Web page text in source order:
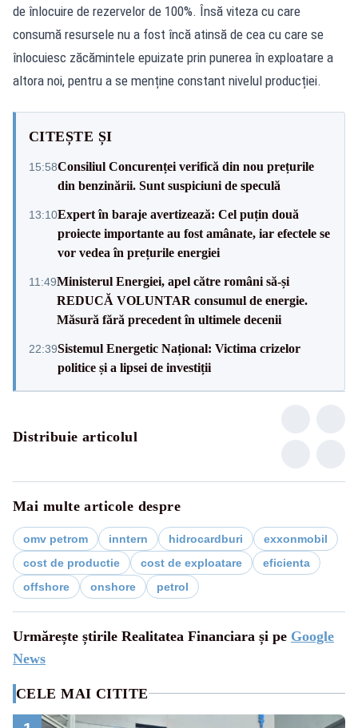
de înlocuire de rezervelor de 100%. Însă viteza cu care
consumă resursele nu a fost încă atinsă de cea cu care se
înlocuiesc zăcămintele epuizate prin punerea în exploatare a
altora noi, pentru a se menține constant nivelul producției.
CITEȘTE ȘI
15:58Consiliul Concurenței verifică din nou prețurile
din benzinării. Sunt suspiciuni de speculă
13:10Expert în baraje avertizează: Cel puțin două
proiecte importante au fost amânate, iar efectele se
vor vedea în prețurile energiei
11:49Ministerul Energiei, apel către români să-și
REDUCĂ VOLUNTAR consumul de energie.
Măsură fără precedent în ultimele decenii
22:39Sistemul Energetic Național: Victima crizelor
politice și a lipsei de investiții
Distribuie articolul
Mai multe articole despre
omv petrom inntern hidrocardburi
exxonmobil
cost de productie
cost de exploatare
eficienta
offshore
onshore petrol
Urmărește știrile Realitatea Financiara și pe Google
News
CELE MAI CITITE